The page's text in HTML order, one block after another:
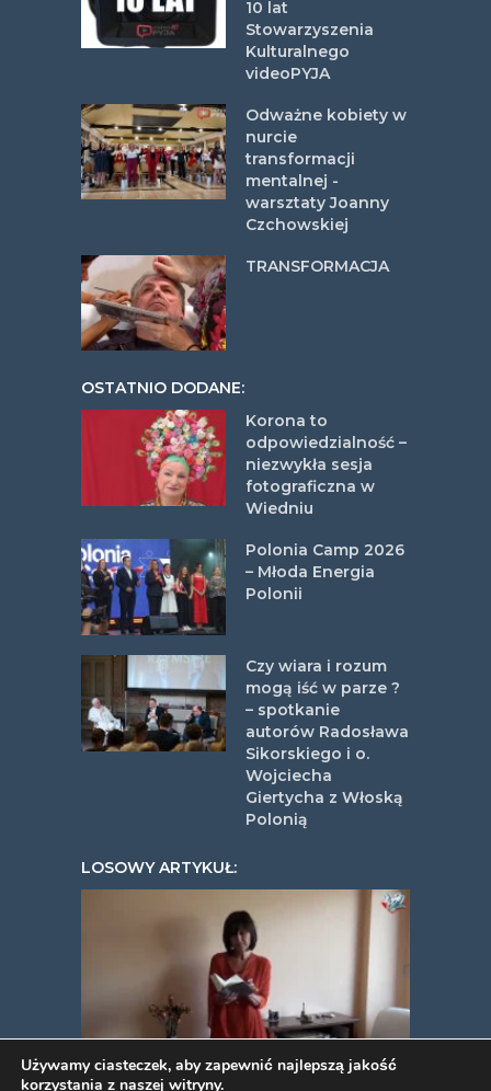
10 lat
Stowarzyszenia
Kulturalnego
videoPYJA
Odważne kobiety w
nurcie
transformacji
mentalnej -
warsztaty Joanny
Czchowskiej
TRANSFORMACJA
OSTATNIO DODANE:
Korona to
odpowiedzialność –
niezwykła sesja
fotograficzna w
Wiedniu
Polonia Camp 2026
– Młoda Energia
Polonii
Czy wiara i rozum
mogą iść w parze ?
– spotkanie
autorów Radosława
Sikorskiego i o.
Wojciecha
Giertycha z Włoską
Polonią
LOSOWY ARTYKUŁ:
Używamy ciasteczek, aby zapewnić najlepszą jakość
korzystania z naszej witryny.